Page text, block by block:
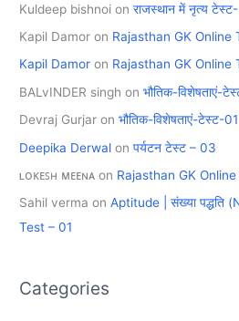
Kuldeep bishnoi onराजस्थान में नृत्य
Kapil Damor on Rajasthan GK Online
Kapil Damor on Rajasthan GK Online
BALvINDER singh onभौतिक-विशेषताएं-
Devraj Gurjar onभौतिक-विशेषताएं-टेस्ट-01
Deepika Derwal onपर्यटन टेस्ट – 03
ʟᴏᴋᴇꜱʜ ᴍᴇᴇɴᴀ on Rajasthan GK
Sahil verma onAptitude | संख्या पद्धति
Test – 01
Categories